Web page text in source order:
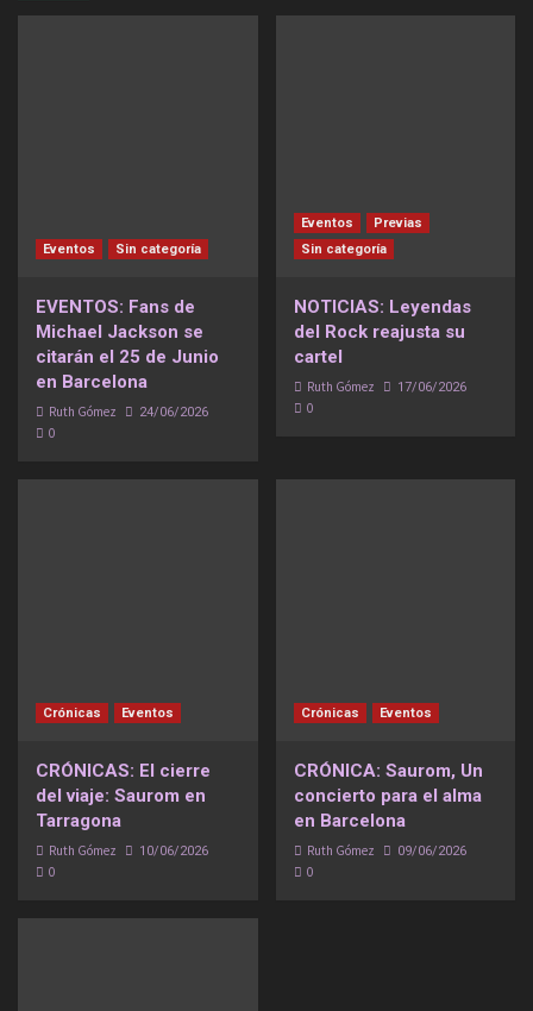
Eventos Sin categoría
EVENTOS: Fans de
Michael Jackson se
citarán el 25 de Junio
en Barcelona
Ruth Gómez 24/06/2026
0
Eventos
Previas
Sin categoría
NOTICIAS: Leyendas
del Rock reajusta su
cartel
Ruth Gómez 17/06/2026
0
Crónicas Eventos
CRÓNICAS: El cierre
del viaje: Saurom en
Tarragona
Ruth Gómez 10/06/2026
0
Crónicas Eventos
CRÓNICA: Saurom, Un
concierto para el alma
en Barcelona
Ruth Gómez 09/06/2026
0